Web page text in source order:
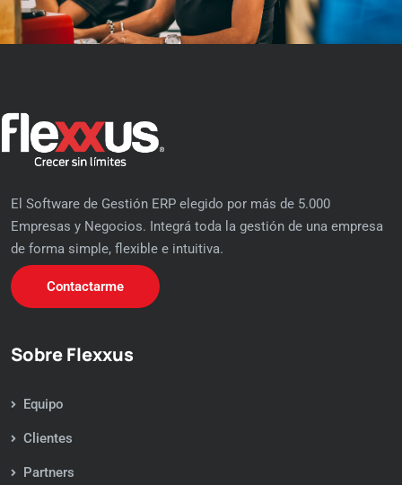
El Software de Gestión ERP elegido por más de 5.000
Empresas y Negocios. Integrá toda la gestión de una empresa
de forma simple, flexible e intuitiva.
Contactarme
Sobre Flexxus
Equipo
Clientes
Partners